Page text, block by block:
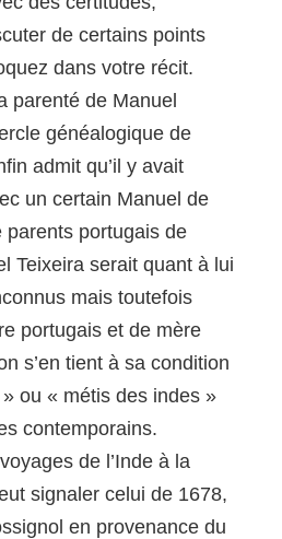
de certains points
dans votre récit.
parenté de Manuel
généalogique de
admit qu’il y avait
un certain Manuel de
parents portugais de
Teixeira serait quant à lui
mais toutefois
portugais et de mère
s’en tient à sa condition
ou « métis des indes »
contemporains.
de l’Inde à la
signaler celui de 1678,
en provenance du